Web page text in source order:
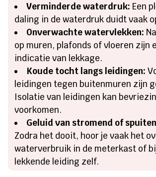
Verminderde waterdruk: Een
daling in de waterdruk duidt vaak
Onverwachte watervlekken:
op muren, plafonds of vloeren zijn
indicatie van lekkage.
Koude tocht langs leidingen:
leidingen tegen buitenmuren zijn
Isolatie van leidingen kan
voorkomen.
Geluid van stromend of
Zodra het dooit, hoor je vaak het
waterverbruik in de meterkast of
lekkende leiding zelf.